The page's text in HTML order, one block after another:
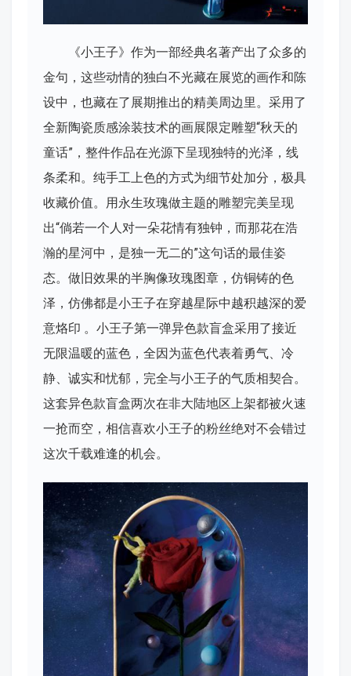
《小王子》作为一部经典名著产出了众多的
金句，这些动情的独白不光藏在展览的画作和陈
设中，也藏在了展期推出的精美周边里。采用了
全新陶瓷质感涂装技术的画展限定雕塑“秋天的
童话”，整件作品在光源下呈现独特的光泽，线
条柔和。纯手工上色的方式为细节处加分，极具
收藏价值。用永生玫瑰做主题的雕塑完美呈现
出“倘若一个人对一朵花情有独钟，而那花在浩
瀚的星河中，是独一无二的”这句话的最佳姿
态。做旧效果的半胸像玫瑰图章，仿铜铸的色
泽，仿佛都是小王子在穿越星际中越积越深的爱
意烙印 。小王子第一弹异色款盲盒采用了接近
无限温暖的蓝色，全因为蓝色代表着勇气、冷
静、诚实和忧郁，完全与小王子的气质相契合。
这套异色款盲盒两次在非大陆地区上架都被火速
一抢而空，相信喜欢小王子的粉丝绝对不会错过
这次千载难逢的机会。